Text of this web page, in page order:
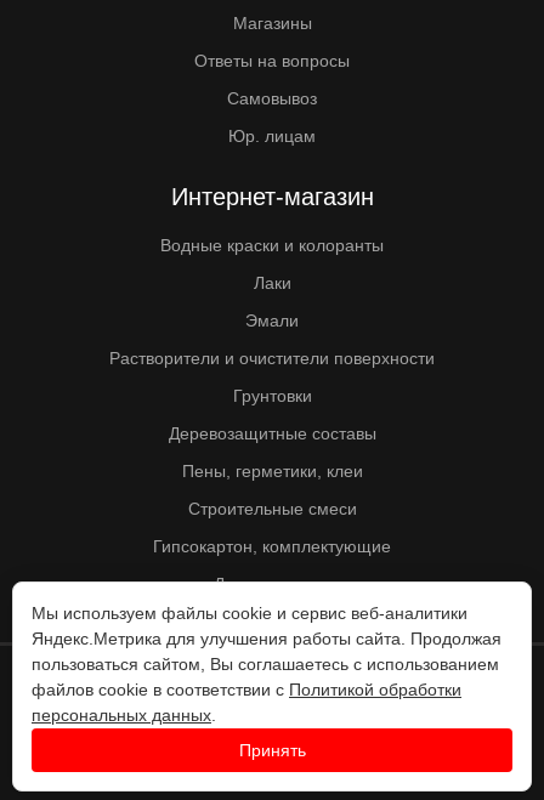
Магазины
Ответы на вопросы
Самовывоз
Юр. лицам
Интернет-магазин
Водные краски и колоранты
Лаки
Эмали
Растворители и очистители поверхности
Грунтовки
Деревозащитные составы
Пены, герметики, клеи
Строительные смеси
Гипсокартон, комплектующие
Другие товары
© Колорит 1995 - 2026
Разработка веб-сайта -
Мы используем файлы cookie и сервис веб-аналитики
Яндекс.Метрика для улучшения работы сайта. Продолжая
пользоваться сайтом, Вы соглашаетесь с использованием
файлов cookie в соответствии с Политикой обработки
персональных данных
Принять